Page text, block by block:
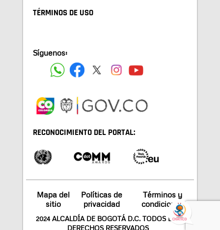
TÉRMINOS DE USO
Síguenos:
RECONOCIMIENTO DEL PORTAL:
Mapa del
sitio
Políticas de
privacidad
Términos y
condiciones
2024 ALCALDÍA DE BOGOTÁ D.C. TODOS LOS
DERECHOS RESERVADOS